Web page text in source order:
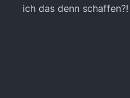
ich das denn